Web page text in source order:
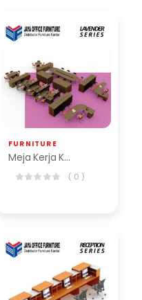
FURNITURE
Meja Kerja Kantor Lavender Series
( 0 )